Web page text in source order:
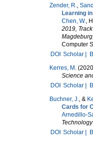
Zender, R.,
Learning
Chen, W.,
2019,
Computer
DOI Scholar |
Kerres, M .
Science
DOI Scholar |
Buchner, J., &
Cards for
Arnedillo-
DOI Scholar |